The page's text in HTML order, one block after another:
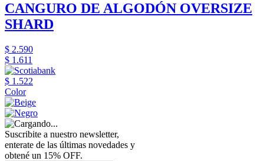
CANGURO DE ALGODÓN OVERSIZE
SHARD
$ 2.590
$ 1.611
$ 1.522
Color
Suscribite a nuestro newsletter,
enterate de las últimas novedades y
obtené un 15% OFF.